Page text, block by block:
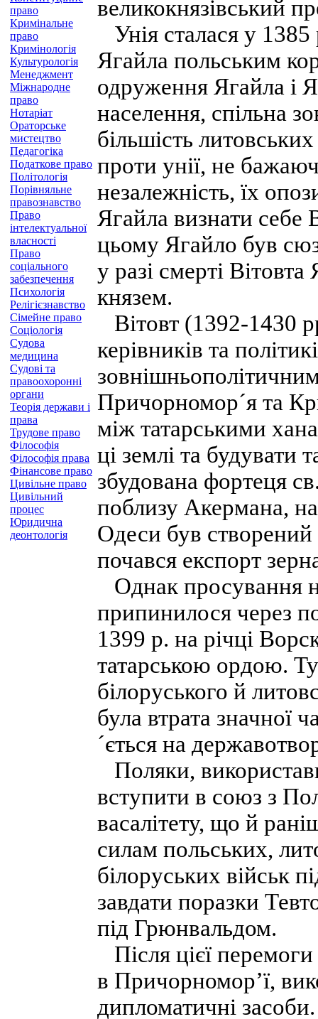
право
Кримінальне
право
Кримінологія
Культурологія
Менеджмент
Міжнародне
право
Нотаріат
Ораторське
мистецтво
Педагогіка
Податкове право
Політологія
Порівняльне
правознавство
Право
інтелектуальної
власності
Право
соціального
забезпечення
Психологія
Релігієзнавство
Сімейне право
Соціологія
Судова
медицина
Судові та
правоохоронні
органи
Теорія держави і
права
Трудове право
Філософія
Філософія права
Фінансове право
Цивільне право
Цивільний
процес
Юридична
деонтологія
великокнязівський
Унія сталася у
Ягайла польським
одруження Ягайла і
населення, спільна
більшість
проти унії, не
незалежність, їх
Ягайла визнати
цьому Ягайло був
у разі смерті
князем.
Вітовт (1392-1430
керівників та
Причорномор´я та
між татарськими
ці землі та будувати
збудована фортеця
поблизу Акермана, на
Одеси був створений
почався експорт
Однак просування
припинилося через
1399 р. на річці
татарською ордою.
білоруського й
була втрата значної
´ється на
Поляки,
вступити в союз з
васалітету, що й
силам польських,
білоруських військ
завдати поразки
під Грюнвальдом.
Після цієї
в Причорномор’ї,
дипломатичні